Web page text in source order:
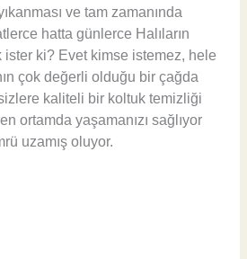
ve tam zamanında
hatta günlerce Halıların
ister ki? Evet kimse istemez, hele
çok değerli olduğu bir çağda
kaliteli bir koltuk temizliği
ortamda yaşamanızı sağlıyor
uzamış oluyor.